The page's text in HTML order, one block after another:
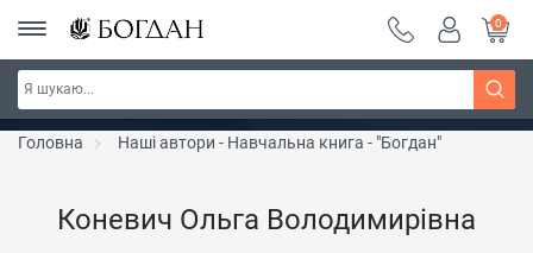
Серія "Чейзіана" ~ знижка 20%
0
Головна Наші автори - Навчальна книга - "Богдан"
Коневич Ольга Володимирівна